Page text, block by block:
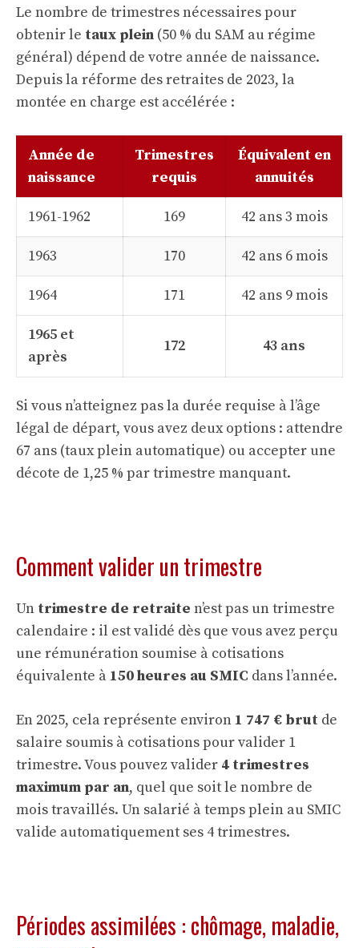
Le nombre de trimestres nécessaires pour
obtenir le taux plein (50 % du SAM au régime
général) dépend de votre année de naissance.
Depuis laréforme des retraites de 2023, la
montée en charge est accélérée :
Année de
naissance
Trimestres
requis
Équivalent en
annuités
1961-1962 169 42 ans 3 mois
1963 170 42 ans 6 mois
1964 171 42 ans 9 mois
1965 et
après
172 43 ans
Si vous n’atteignez pas la durée requise à l’âge
légal de départ, vous avez deux options : attendre
67 ans (taux plein automatique) ou accepter une
décote de 1,25 % par trimestre manquant.
Comment valider un trimestre
Un trimestre de retraite n’est pas un trimestre
calendaire : il est validé dès que vous avez perçu
une rémunération soumise à cotisations
équivalente à 150 heures au SMIC dans l’année.
En 2025, cela représente environ 1 747 € brut de
salaire soumis à cotisations pour valider 1
trimestre. Vous pouvez valider 4 trimestres
maximum par an, quel que soit le nombre de
mois travaillés. Un salarié à temps plein au SMIC
valide automatiquement ses 4 trimestres.
Périodes assimilées : chômage, maladie,